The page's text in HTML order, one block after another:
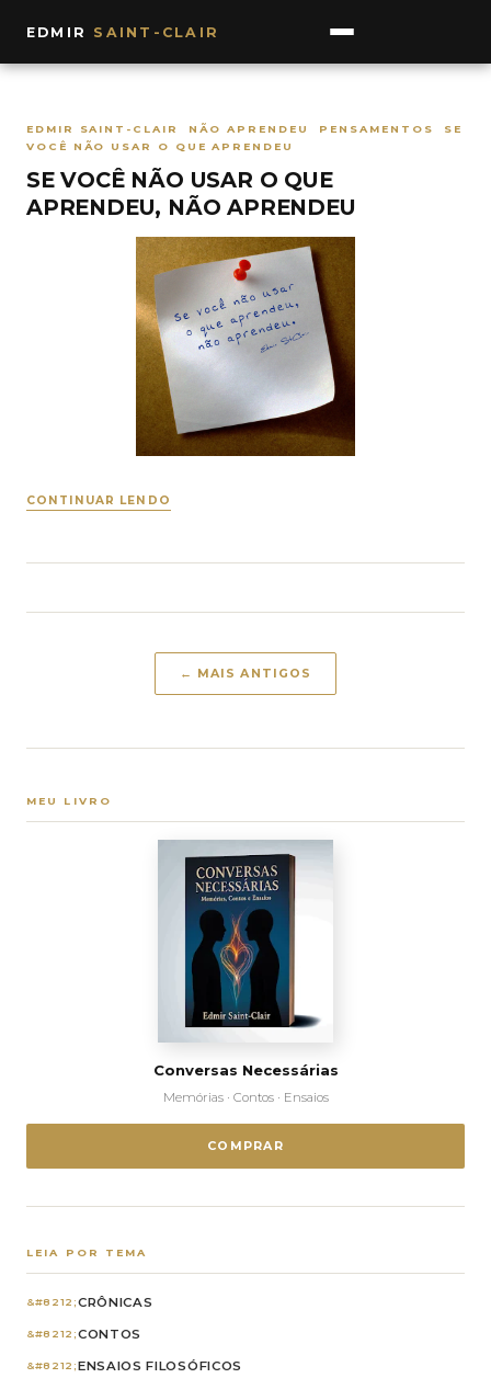
EDMIR SAINT-CLAIR
EDMIR SAINT-CLAIR NÃO APRENDEU PENSAMENTOS SE
VOCÊ NÃO USAR O QUE APRENDEU
SE VOCÊ NÃO USAR O QUE
APRENDEU, NÃO APRENDEU
CONTINUAR LENDO
← MAIS ANTIGOS
MEU LIVRO
Conversas Necessárias
Memórias · Contos · Ensaios
COMPRAR
LEIA POR TEMA
CRÔNICAS
CONTOS
ENSAIOS FILOSÓFICOS